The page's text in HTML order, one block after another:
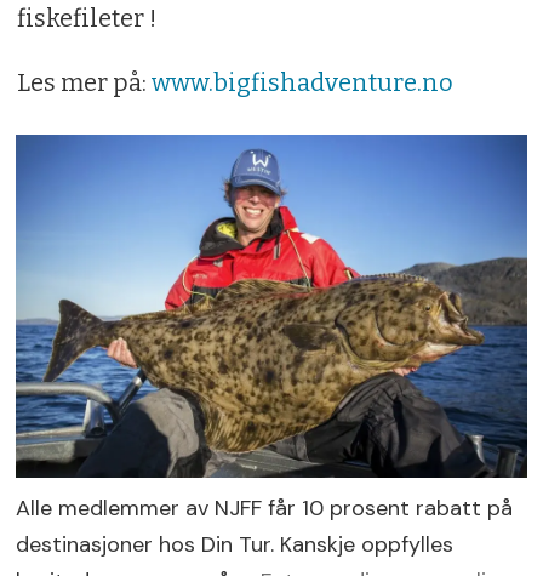
fiskefileter !
Les mer på: www.bigfishadventure.no
Alle medlemmer av NJFF får 10 prosent rabatt på
destinasjoner hos Din Tur. Kanskje oppfylles